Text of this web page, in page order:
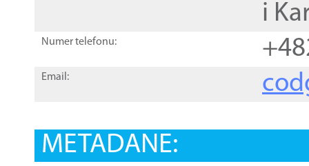
i
Numer telefonu:
Email:
METADANE: